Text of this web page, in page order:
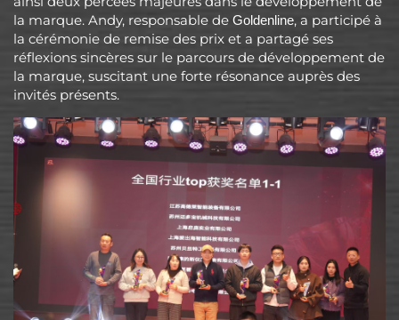
la marque. Andy, responsable de Goldenline, a participé à
la cérémonie de remise des prix et a partagé ses
réflexions sincères sur le parcours de développement de
la marque, suscitant une forte résonance auprès des
invités présents.